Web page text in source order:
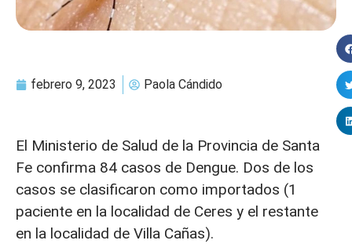
febrero 9, 2023 Paola Cándido
El Ministerio de Salud de la Provincia de Santa
Fe confirma 84 casos de Dengue. Dos de los
casos se clasificaron como importados (1
paciente en la localidad de Ceres y el restante
en la localidad de Villa Cañas).